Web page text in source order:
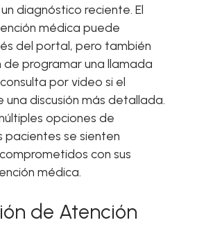
diagnóstico reciente. El
médica puede
del portal, pero también
programar una llamada
por video si el
discusión más detallada.
opciones de
pacientes se sienten
con sus
médica.
de Atención